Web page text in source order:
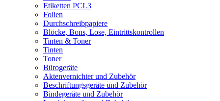
Etiketten PCL3
Folien
Durchschreibpapiere
Blöcke, Bons, Lose, Eintrittskontrollen
Tinten & Toner
Tinten
Toner
Bürogeräte
Aktenvernichter und Zubehör
Beschriftungsgeräte und Zubehör
Bindegeräte und Zubehör